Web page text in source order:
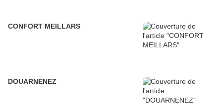
CONFORT MEILLARS
DOUARNENEZ